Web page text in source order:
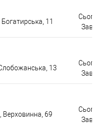
Богатирська, 11
13
Верховинна, 69